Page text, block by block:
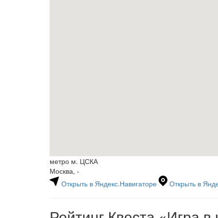
метро м. ЦСКА
Москва, -
Открыть в Яндекс.Навигаторе
Открыть в